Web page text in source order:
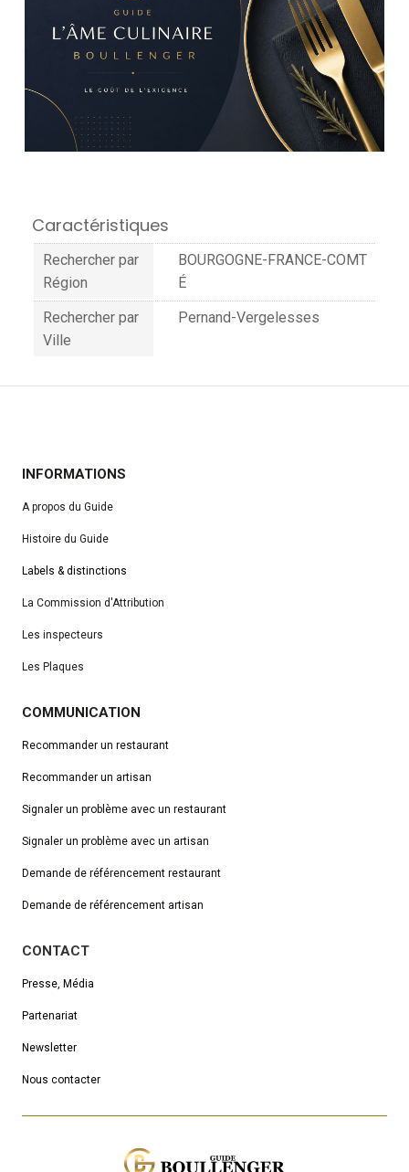
Caractéristiques
Rechercher par
Région
BOURGOGNE-FRANCE-COMT
É
Rechercher par
Ville
Pernand-Vergelesses
INFORMATIONS
A propos du Guide
Histoire du Guide
Labels & distinctions
La Commission d'Attribution
Les inspecteurs
Les Plaques
COMMUNICATION
Recommander un restaurant
Recommander un artisan
Signaler un problème avec un restaurant
Signaler un problème avec un artisan
Demande de référencement restaurant
Demande de référencement artisan
CONTACT
Presse, Média
Partenariat
Newsletter
Nous contacter